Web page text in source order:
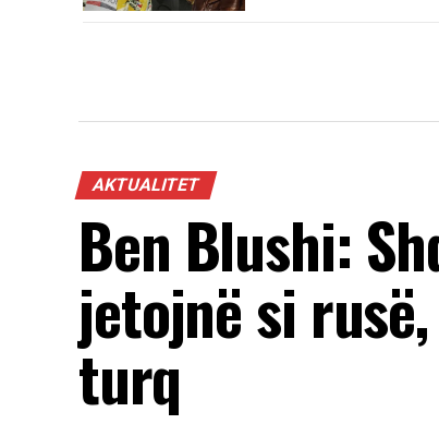
AKTUALITET
Ben Blushi:
jetojnë si
turq